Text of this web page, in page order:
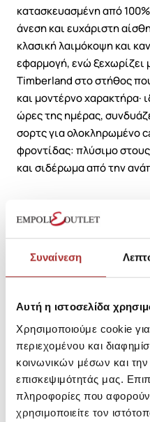
Συναίνεση
Αυτή η ιστοσελίδα
Χρησιμοποιούμε cookie
περιεχομένου και
κοινωνικών μέσων και
επισκεψιμότητάς μας.
πληροφορίες που
χρησιμοποιείτε τον
κατασκευασμένη από
άνεση και ευχάριστη
κλασική λαιμόκοψη και
εφαρμογή, ενώ ξεχωρίζει
Timberland στο στήθος
και μοντέρνο χαρακτήρα·
ώρες της ημέρας,
σορτς για ολοκληρωμένο
φροντίδας: πλύσιμο
και σιδέρωμα από την
SKU: 25291624A1562
Αποστολές Προϊόντων
Επιστροφές Προϊόντων